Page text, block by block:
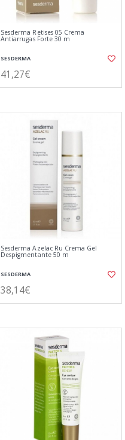
Sesderma Retises 05 Crema
Antiarrugas Forte 30 m
SESDERMA
41,27€
Sesderma Azelac Ru Crema Gel
Despigmentante 50 m
SESDERMA
38,14€